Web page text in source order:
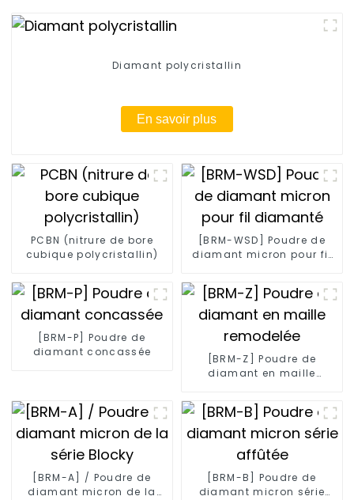
Diamant polycristallin
En savoir plus
PCBN (nitrure de bore
cubique polycristallin)
[BRM-WSD] Poudre de
diamant micron pour fil
[BRM-P] Poudre de
diamant concassée
[BRM-Z] Poudre de
diamant en maille
[BRM-A] / Poudre de
diamant micron de la
[BRM-B] Poudre de
diamant micron série